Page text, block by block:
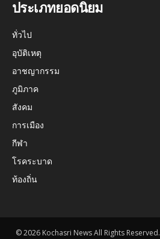
ประเภทยอดนิยม
ทั่วไป
อุบัติเหตุ
อาชญากรรม
ภูมิภาค
สังคม
การเมือง
กีฬา
โรคระบาด
ท้องถิ่น
© 2026 Kochasri News All Rights Reserved.